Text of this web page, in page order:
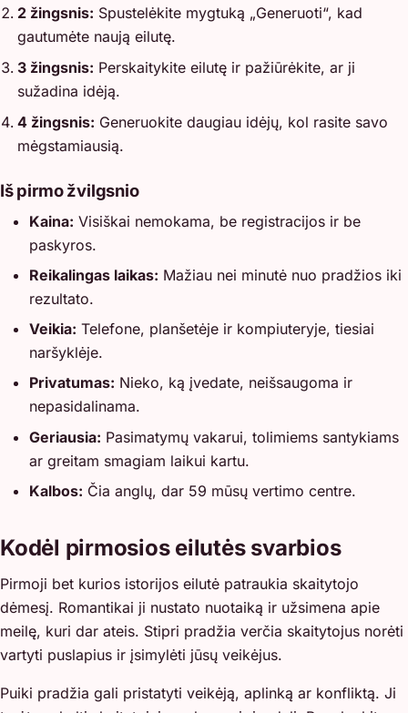
2 žingsnis: Spustelėkite mygtuką „Generuoti“, kad
gautumėte naują eilutę.
3 žingsnis: Perskaitykite eilutę ir pažiūrėkite, ar ji
sužadina idėją.
4 žingsnis: Generuokite daugiau idėjų, kol rasite savo
mėgstamiausią.
Iš pirmo žvilgsnio
Kaina: Visiškai nemokama, be registracijos ir be
paskyros.
Reikalingas laikas: Mažiau nei minutė nuo pradžios iki
rezultato.
Veikia: Telefone, planšetėje ir kompiuteryje, tiesiai
naršyklėje.
Privatumas: Nieko, ką įvedate, neišsaugoma ir
nepasidalinama.
Geriausia: Pasimatymų vakarui, tolimiems santykiams
ar greitam smagiam laikui kartu.
Kalbos: Čia anglų, dar 59 mūsų vertimo centre.
Kodėl pirmosios eilutės svarbios
Pirmoji bet kurios istorijos eilutė patraukia skaitytojo
dėmesį. Romantikai ji nustato nuotaiką ir užsimena apie
meilę, kuri dar ateis. Stipri pradžia verčia skaitytojus norėti
vartyti puslapius ir įsimylėti jūsų veikėjus.
Puiki pradžia gali pristatyti veikėją, aplinką ar konfliktą. Ji